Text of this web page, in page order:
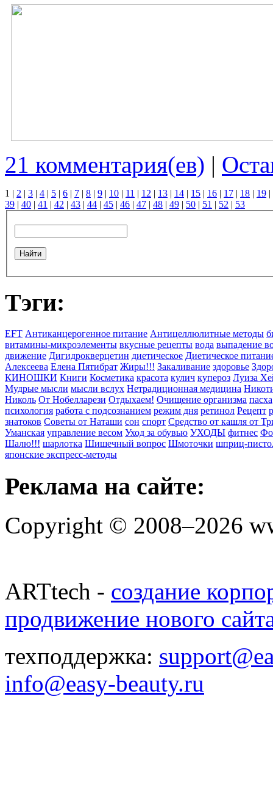
21 комментария(ев) |
1 | 2 | 3 | 4 | 5 | 6 | 7 | 8 | 9 | 10 | 11 | 12 | 13 | 14 | 15 | 16 | 17 | 18 | 19 |
39 | 40 | 41 | 42 | 43 | 44 | 45 | 46 | 47 | 48 | 49 | 50 | 51 | 52 | 53
Тэги:
EFT Антиканцерогенное питание Антицеллюлитные методы
витамины-микроэлементы вкусные рецепты вода выпадение
движение Дигидрокверцетин диетическое Диетическое
Алексеева Елена Пятибрат Жиры!!! Закаливание здоровье
КИНОШКИ Книги Косметика красота кулич купероз Луиза
Мудрые мысли мысли вслух Нетрадиционная медицина
Николь От Нобелларези Отдыхаем! Очищение организма пасха
психология работа с подсознанием режим дня ретинол Рецепт
знатоков Советы от Наташи сон спорт Средство от кашля от
Уманская управление весом Уход за обувью УХОДЫ фитнес
Шалю!!! шарлотка Шишечный вопрос Шмоточки шприц-
японские экспресс-методы
Реклама на сайте:
Copyright © 2008–2026
ARTtech - создание
продвижение нового
техподдержка:
info@easy-beauty.ru